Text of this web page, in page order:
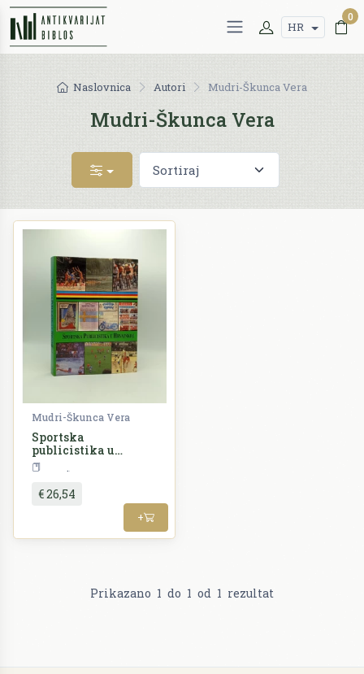
HR
0
Naslovnica Autori Mudri-Škunca Vera
Mudri-Škunca Vera
Mudri-Škunca Vera
Sportska
publicistika u
Hrvatskoj
€ 26,54
+
Prikazano 1 do 1 od 1 rezultat